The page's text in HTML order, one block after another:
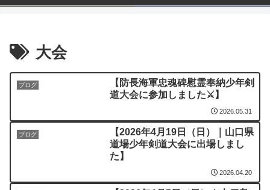
大会
ブログ
【防長海軍忠魂碑慰霊奉納少年剣
道大会に参加しました⚔️】
2026.05.31
ブログ
【2026年4月19日（日）｜山口県
道場少年剣道大会に出場しまし
た】
2026.04.20